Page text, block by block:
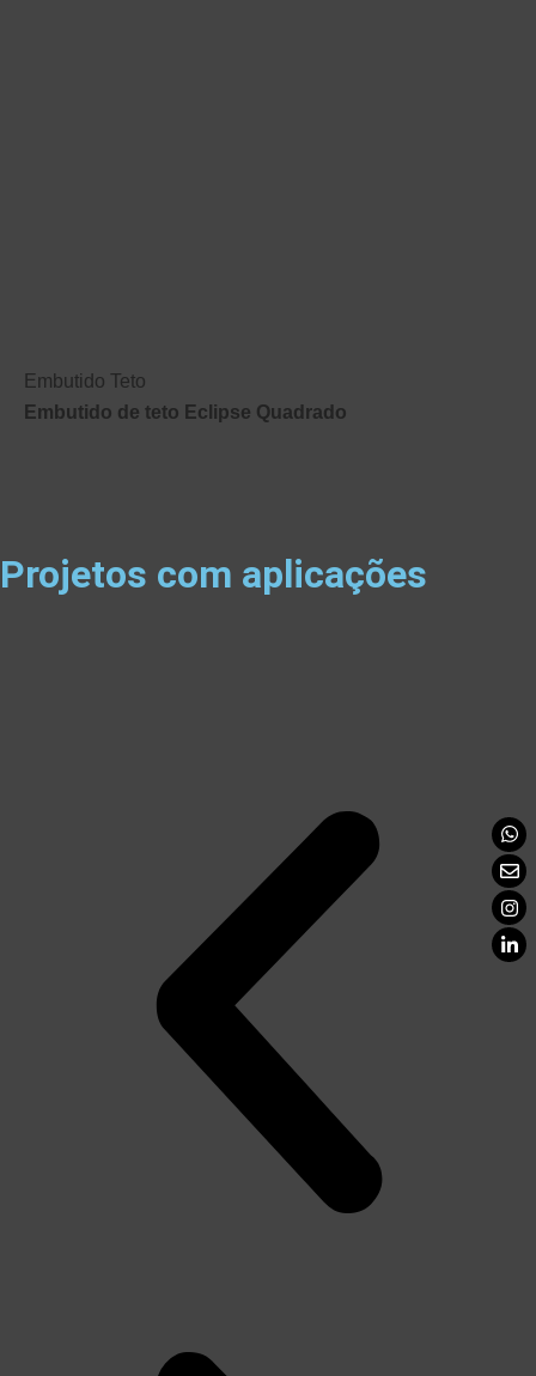
Embutido Teto
Embutido de teto Eclipse Quadrado
Projetos com aplicações